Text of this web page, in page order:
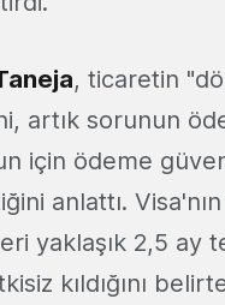
, ticaretin
artık sorunun
için ödeme
anlattı.
yaklaşık 2,5 ay
kıldığını